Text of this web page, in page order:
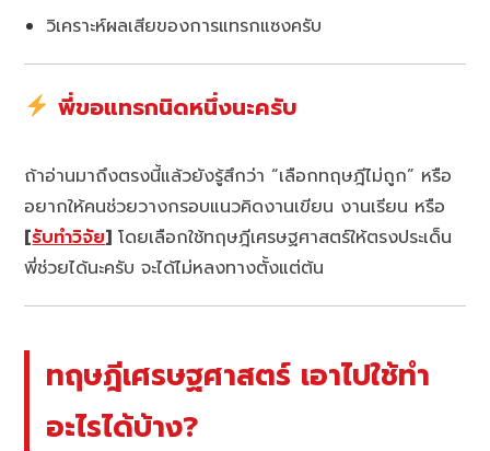
วิเคราะห์ผลเสียของการแทรกแซงครับ
พี่ขอแทรกนิดหนึ่งนะครับ
ถ้าอ่านมาถึงตรงนี้แล้วยังรู้สึกว่า “เลือกทฤษฎีไม่ถูก” หรือ
อยากให้คนช่วยวางกรอบแนวคิดงานเขียน งานเรียน หรือ
[รับทำวิจัย] โดยเลือกใช้ทฤษฎีเศรษฐศาสตร์ให้ตรงประเด็น
พี่ช่วยได้นะครับ จะได้ไม่หลงทางตั้งแต่ต้น
ทฤษฎีเศรษฐศาสตร์ เอาไปใช้ทำ
อะไรได้บ้าง?